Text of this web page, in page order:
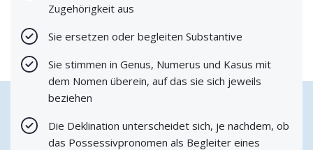
Zugehörigkeit aus
Sie ersetzen oder begleiten Substantive
Sie stimmen in Genus, Numerus und Kasus mit
dem Nomen überein, auf das sie sich jeweils
beziehen
Die Deklination unterscheidet sich, je nachdem, ob
das Possessivpronomen als Begleiter eines